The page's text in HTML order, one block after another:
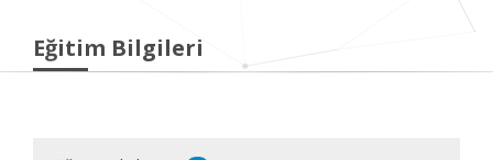
Eğitim Bilgileri